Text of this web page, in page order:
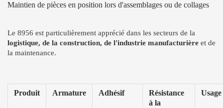
Maintien de pièces en position lors d'assemblages ou de collages
Le 8956 est particulièrement apprécié dans les secteurs de la
logistique, de la construction, de l'industrie manufacturière et de
la maintenance.
Produit Armature Adhésif
Résistance
à la